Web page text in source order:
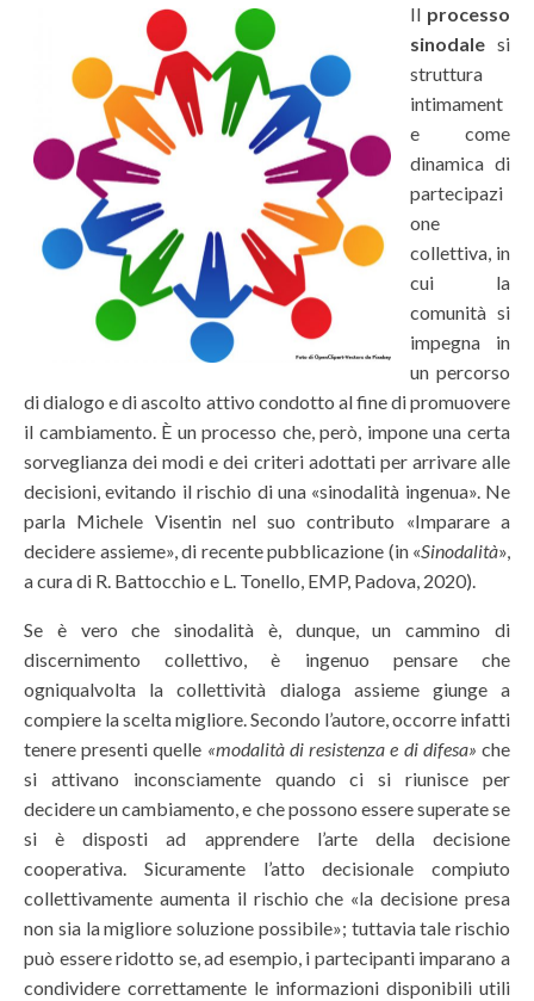
Il processo
sinodale si
struttura
intimament
e come
dinamica di
partecipazi
one
collettiva, in
cui la
comunità si
impegna in
un percorso
di dialogo e di ascolto attivo condotto al fine di promuovere
il cambiamento. È un processo che, però, impone una certa
sorveglianza dei modi e dei criteri adottati per arrivare alle
decisioni, evitando il rischio di una «sinodalità ingenua». Ne
parla Michele Visentin nel suo contributo «Imparare a
decidere assieme», di recente pubblicazione (in «Sinodalità»,
a cura di R. Battocchio e L. Tonello, EMP, Padova, 2020).
Se è vero che sinodalità è, dunque, un cammino di
discernimento collettivo, è ingenuo pensare che
ogniqualvolta la collettività dialoga assieme giunge a
compiere la scelta migliore. Secondo l’autore, occorre infatti
tenere presenti quelle «modalità di resistenza e di difesa» che
si attivano inconsciamente quando ci si riunisce per
decidere un cambiamento, e che possono essere superate se
si è disposti ad apprendere l’arte della decisione
cooperativa. Sicuramente l’atto decisionale compiuto
collettivamente aumenta il rischio che «la decisione presa
non sia la migliore soluzione possibile»; tuttavia tale rischio
può essere ridotto se, ad esempio, i partecipanti imparano a
condividere correttamente le informazioni disponibili utili